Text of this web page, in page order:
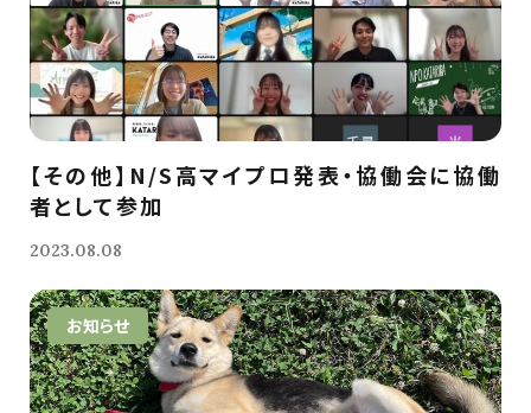
【その他】N/S高マイプロ発表・協働会に協働
者として参加
2023.08.08
お知らせ